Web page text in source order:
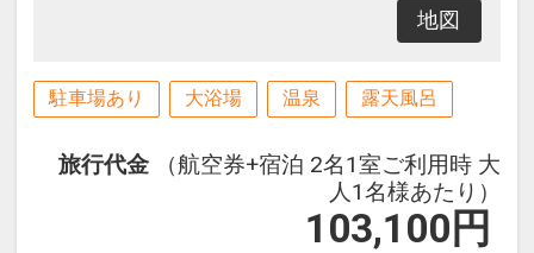
地図
駐車場あり 大浴場 温泉 露天風呂
旅行代金
（航空券+宿泊 2名1室ご利用時 大
人1名様あたり）
103,100 円